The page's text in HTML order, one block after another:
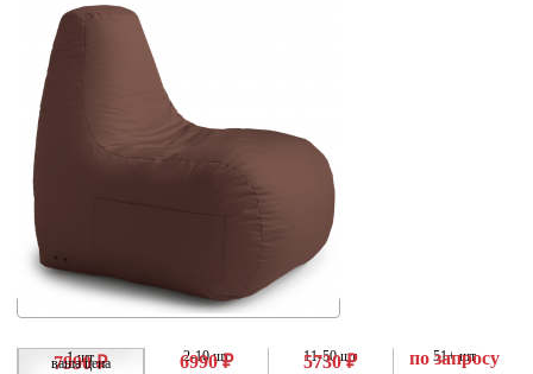
1 шт
7990 ₽
ваша цена 2-10 шт
6990 ₽ 11-50 шт
5730 ₽ 51+ шт
по запросу